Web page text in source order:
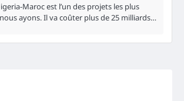
Maroc est l’un des projets les plus
ayons. Il va coûter plus de 25 milliards…